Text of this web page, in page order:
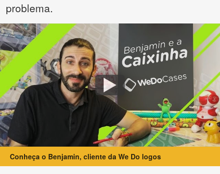
problema.
Conheça o Benjamin, cliente da We Do logos